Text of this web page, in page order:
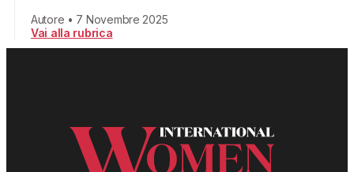
Autore • 7 Novembre 2025
Vai alla rubrica